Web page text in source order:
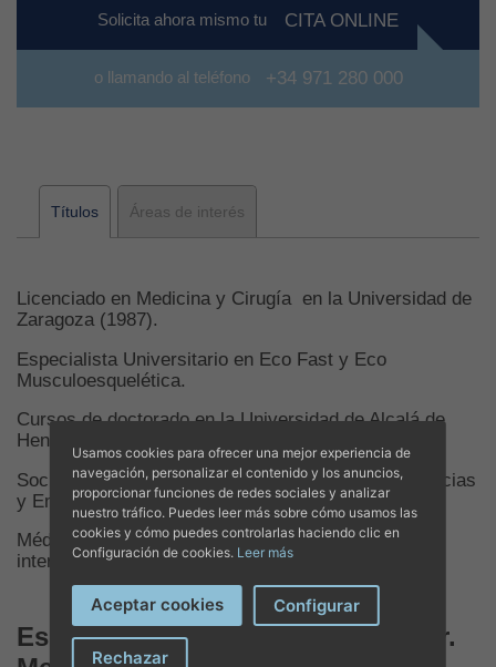
Solicita ahora mismo tu CITA ONLINE
o llamando al teléfono +34 971 280 000
Títulos Áreas de interés
Licenciado en Medicina y Cirugía en la Universidad de
Zaragoza (1987).
Especialista Universitario en Eco Fast y Eco
Musculoesquelética.
Cursos de doctorado en la Universidad de Alcalá de
Henares (1991/92).
Socio numerario de la Sociedad Española de Urgencias
y Emergencias.
Médico colaborador en varias expediciones
internacionales con la ONG Llevant en Marxa.
Especialidades y Formación de Dr.
Usamos cookies para ofrecer una mejor experiencia de
navegación, personalizar el contenido y los anuncios,
proporcionar funciones de redes sociales y analizar
nuestro tráfico. Puedes leer más sobre cómo usamos las
cookies y cómo puedes controlarlas haciendo clic en
Configuración de cookies. Leer más
Aceptar cookies Configurar
Rechazar